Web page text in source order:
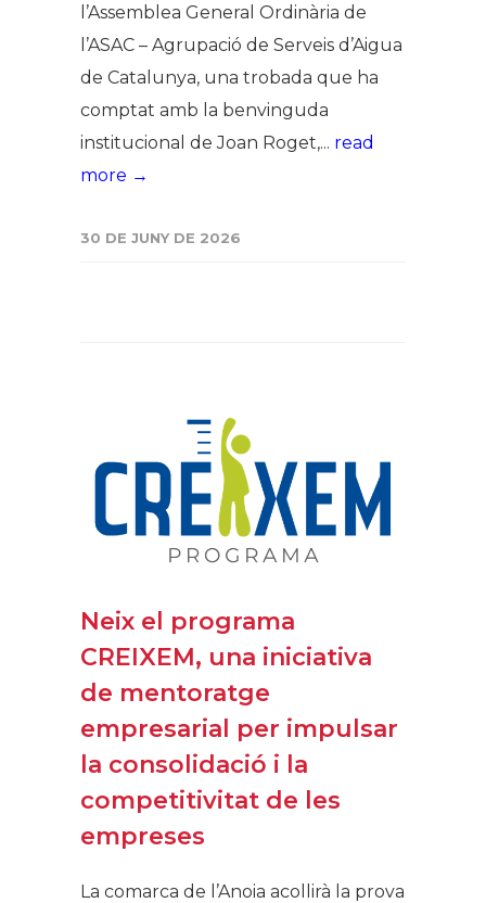
l’Assemblea General Ordinària de
l’ASAC – Agrupació de Serveis d’Aigua
de Catalunya, una trobada que ha
comptat amb la benvinguda
institucional de Joan Roget,... read
more →
30 DE JUNY DE 2026
Neix el programa
CREIXEM, una iniciativa
de mentoratge
empresarial per impulsar
la consolidació i la
competitivitat de les
empreses
La comarca de l’Anoia acollirà la prova